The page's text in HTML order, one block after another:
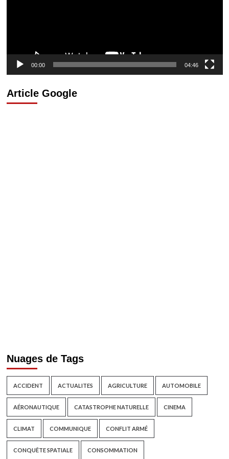
00:00 04:46
Article Google
Nuages de Tags
ACCIDENT ACTUALITES AGRICULTURE AUTOMOBILE
AÉRONAUTIQUE CATASTROPHE NATURELLE CINEMA
CLIMAT COMMUNIQUE CONFLIT ARMÉ
CONQUÊTE SPATIALE CONSOMMATION